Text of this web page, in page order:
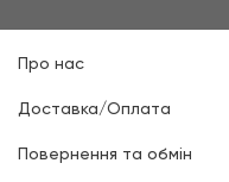
Про нас
Доставка/Оплата
Повернення та обмін